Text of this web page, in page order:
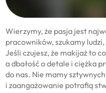
Wierzymy, że pasja jest
pracowników, szukamy
Jeśli czujesz, że makijaż to
a dbałość o detale i ciężka
do nas. Nie mamy
i zaangażowanie potrafią